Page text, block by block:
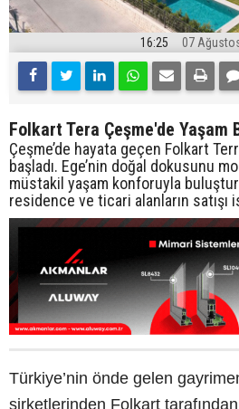
16:25 07
Folkart Tera Çeşme'de Yaşam
Çeşme’de hayata geçen Folkart
başladı. Ege’nin doğal dokusunu
müstakil yaşam konforuyla
residence ve ticari alanların satışı
Türkiye’nin önde gelen
şirketlerinden Folkart